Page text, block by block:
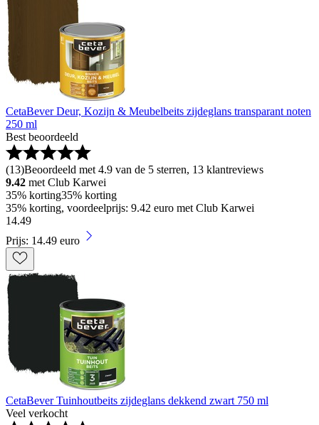
CetaBever Deur, Kozijn & Meubelbeits zijdeglans transparant noten
250 ml
Best beoordeeld
(13)Beoordeeld met 4.9 van de 5 sterren, 13 klantreviews
9.42 met Club Karwei
35% korting35% korting
35% korting, voordeelprijs: 9.42 euro met Club Karwei
14.49
Prijs: 14.49 euro
CetaBever Tuinhoutbeits zijdeglans dekkend zwart 750 ml
Veel verkocht